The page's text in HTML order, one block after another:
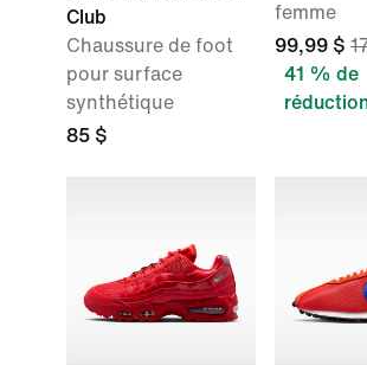
Club
Chaussure de foot
pour surface
synthétique
85 $
femme
99,99 $
41 % de